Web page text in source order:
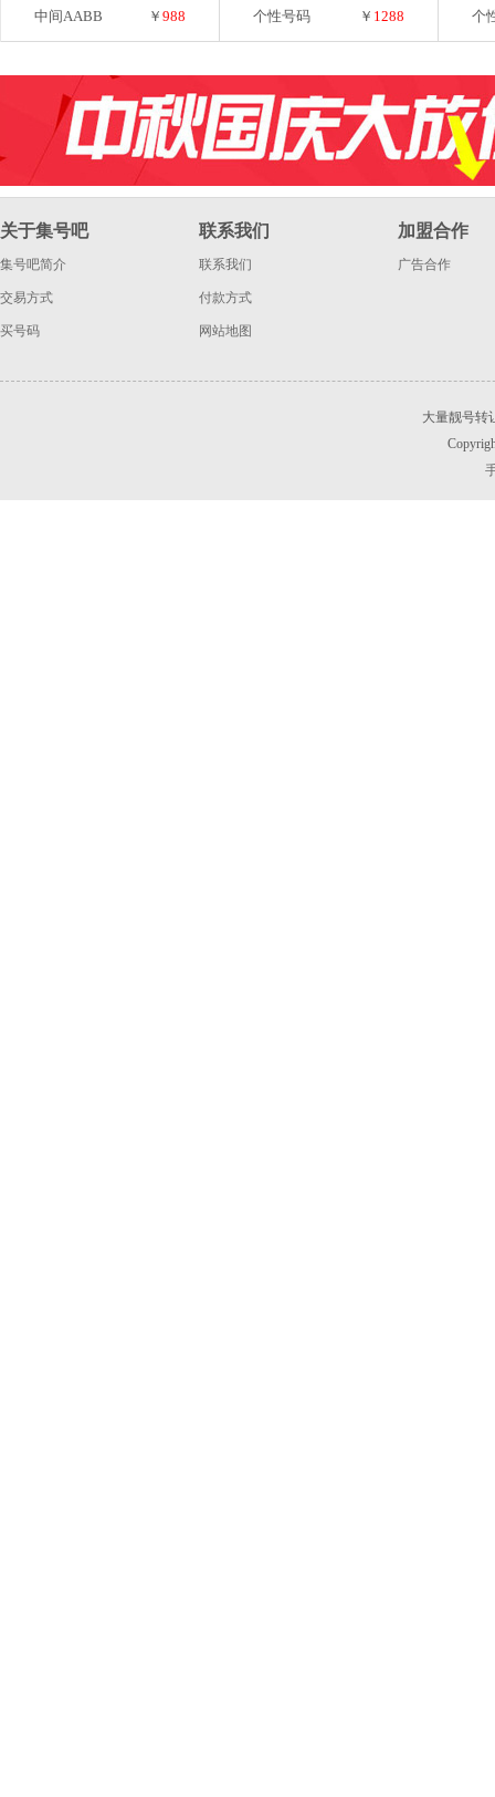
中间AABB ￥988 个性号码 ￥ 1288 个
关于集号吧
集号吧简介
交易方式
买号码
联系我们
联系我们
付款方式
网站地图
加盟合作
广告合作
大量靓号转